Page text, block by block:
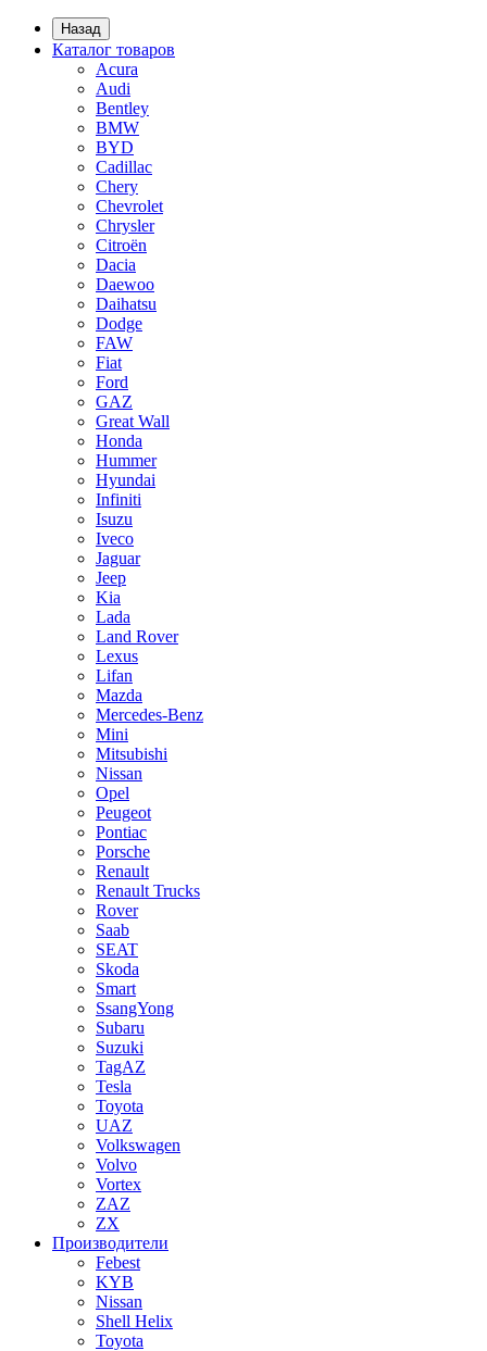
Назад
Каталог товаров
Acura
Audi
Bentley
BMW
BYD
Cadillac
Chery
Chevrolet
Chrysler
Citroën
Dacia
Daewoo
Daihatsu
Dodge
FAW
Fiat
Ford
GAZ
Great Wall
Honda
Hummer
Hyundai
Infiniti
Isuzu
Iveco
Jaguar
Jeep
Kia
Lada
Land Rover
Lexus
Lifan
Mazda
Mercedes-Benz
Mini
Mitsubishi
Nissan
Opel
Peugeot
Pontiac
Porsche
Renault
Renault Trucks
Rover
Saab
SEAT
Skoda
Smart
SsangYong
Subaru
Suzuki
TagAZ
Tesla
Toyota
UAZ
Volkswagen
Volvo
Vortex
ZAZ
ZX
Производители
Febest
KYB
Nissan
Shell Helix
Toyota